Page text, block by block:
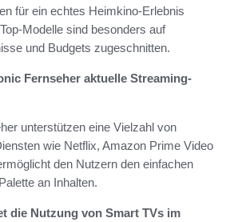
für ein echtes Heimkino-Erlebnis
Modelle sind besonders auf
und Budgets zugeschnitten.
Fernseher aktuelle Streaming-
unterstützen eine Vielzahl von
wie Netflix, Amazon Prime Video
den Nutzern den einfachen
an Inhalten.
die Nutzung von Smart TVs im